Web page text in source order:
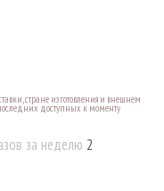
стране изготовления и внешнем
доступных к моменту
за неделю 2